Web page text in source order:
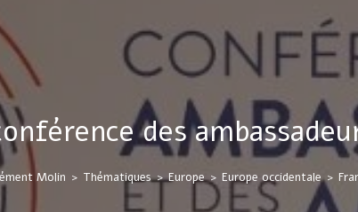
des
Molin > Thématiques > Europe > Europe occidentale >